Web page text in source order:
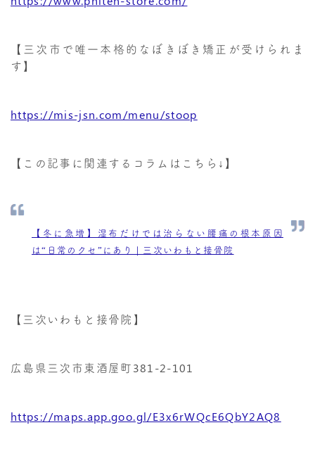
【三次市で唯一本格的なぼきぼき矯正が受けられま
す】
https://mis-jsn.com/menu/stoop
【この記事に関連するコラムはこちら↓】
【冬に急増】湿布だけでは治らない腰痛の根本原因
は“日常のクセ”にあり｜三次いわもと接骨院
【三次いわもと接骨院】
広島県三次市東酒屋町381-2-101
https://maps.app.goo.gl/E3x6rWQcE6QbY2AQ8